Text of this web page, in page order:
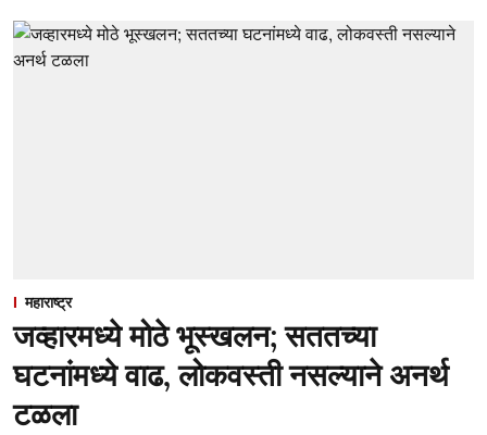
महाराष्ट्र
जव्हारमध्ये मोठे भूस्खलन; सततच्या
घटनांमध्ये वाढ, लोकवस्ती नसल्याने अनर्थ
टळला